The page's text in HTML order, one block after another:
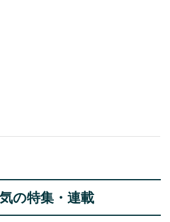
の特集・連載